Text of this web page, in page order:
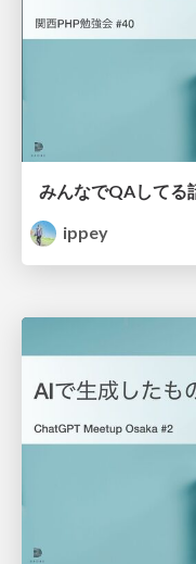
みんなでQAしてる
ippey